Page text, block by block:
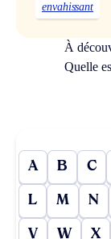
envahissant
À
Quelle
A B C
L M N
V W X